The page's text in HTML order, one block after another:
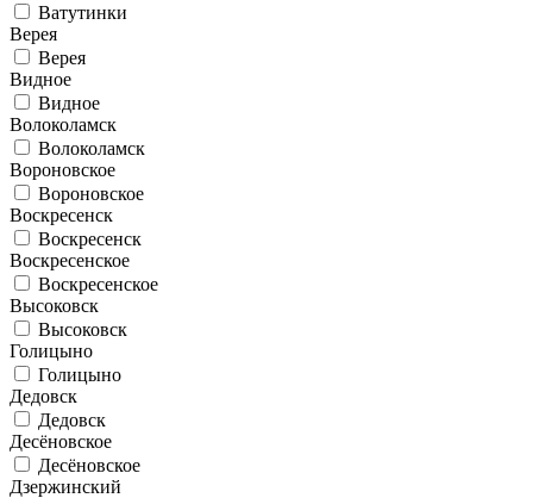
Ватутинки
Верея
Верея
Видное
Видное
Волоколамск
Волоколамск
Вороновское
Вороновское
Воскресенск
Воскресенск
Воскресенское
Воскресенское
Высоковск
Высоковск
Голицыно
Голицыно
Дедовск
Дедовск
Десёновское
Десёновское
Дзержинский